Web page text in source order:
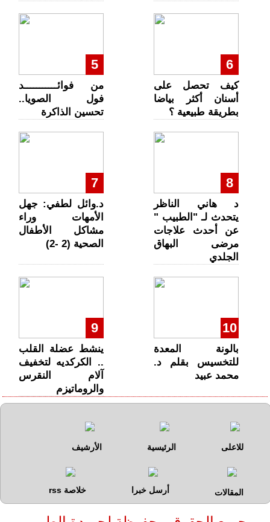
5
من فوائـــــــــــد
فول الصويا..
تحسين الذاكرة
6
كيف تحصل على
أسنان أكثر بياضا
بطريقة طبيعية ؟
7
د.وائل لطفي: جهل
الأمهات وراء
مشاكل الأطفال
الصحية (2 -2)
8
د هاني الناظر
يتحدث لـ "الطبيب "
عن أحدث علاجات
مرضى البهاق
الجلدي
9
ينشط عضلة القلب
.. الكركديه لتخفيف
آلام النقرس
والروماتيزم
10
بالونة المعدة
للتخسيس بقلم د.
محمد عبيد
للاعلى الرئيسية الأرشيف
المقالات أرسل خبرا خلاصة rss